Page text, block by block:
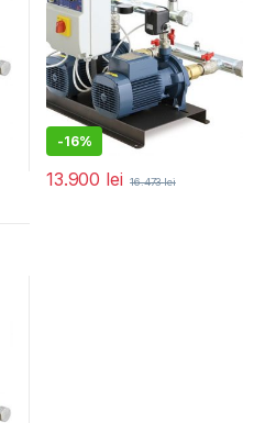
-16%
13.900 lei 16.473lei